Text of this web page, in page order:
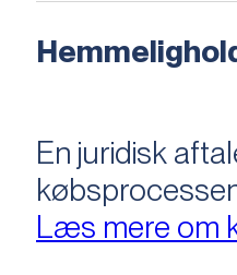
En juridisk
Læs mere om